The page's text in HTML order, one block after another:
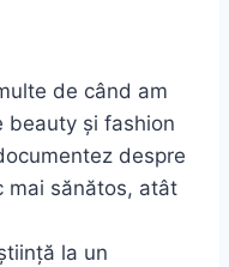
de când am
beauty și fashion
despre
mai sănătos, atât
la un